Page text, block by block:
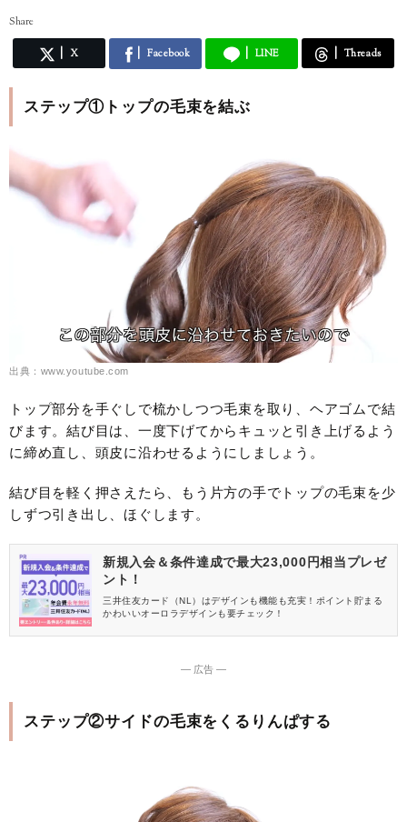
Share
X Facebook LINE Threads
ステップ①トップの毛束を結ぶ
出典：www.youtube.com
トップ部分を手ぐしで梳かしつつ毛束を取り、ヘアゴムで結
びます。結び目は、一度下げてからキュッと引き上げるよう
に締め直し、頭皮に沿わせるようにしましょう。
結び目を軽く押さえたら、もう片方の手でトップの毛束を少
しずつ引き出し、ほぐします。
新規入会＆条件達成で最大23,000円相当プレゼ
ント！
三井住友カード（NL）はデザインも機能も充実！ポイント貯まる
かわいいオーロラデザインも要チェック！
― 広告 ―
ステップ②サイドの毛束をくるりんぱする